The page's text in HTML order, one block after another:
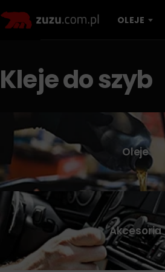
OLEJE
Kleje do szyb
Oleje
Akcesoria